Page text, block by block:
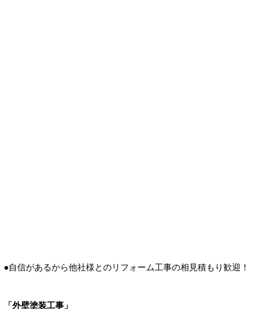
●自信があるから他社様とのリフォーム工事の相見積もり歓迎！
「外壁塗装工事」